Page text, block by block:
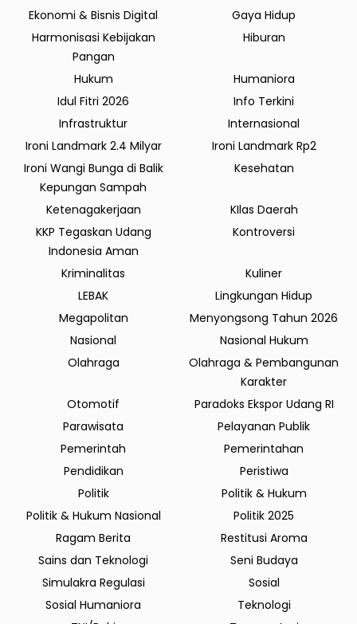
Ekonomi & Bisnis Digital
Gaya Hidup
Harmonisasi Kebijakan
Pangan
Hiburan
Hukum
Humaniora
Idul Fitri 2026
Info Terkini
Infrastruktur
Internasional
Ironi Landmark 2.4 Milyar
Ironi Landmark Rp2
Ironi Wangi Bunga di Balik
Kepungan Sampah
Kesehatan
Ketenagakerjaan
KIlas Daerah
KKP Tegaskan Udang
Indonesia Aman
Kontroversi
Kriminalitas
Kuliner
LEBAK
Lingkungan Hidup
Megapolitan
Menyongsong Tahun 2026
Nasional
Nasional Hukum
Olahraga
Olahraga & Pembangunan
Karakter
Otomotif
Paradoks Ekspor Udang RI
Parawisata
Pelayanan Publik
Pemerintah
Pemerintahan
Pendidikan
Peristiwa
Politik
Politik & Hukum
Politik & Hukum Nasional
Politik 2025
Ragam Berita
Restitusi Aroma
Sains dan Teknologi
Seni Budaya
Simulakra Regulasi
Sosial
Sosial Humaniora
Teknologi